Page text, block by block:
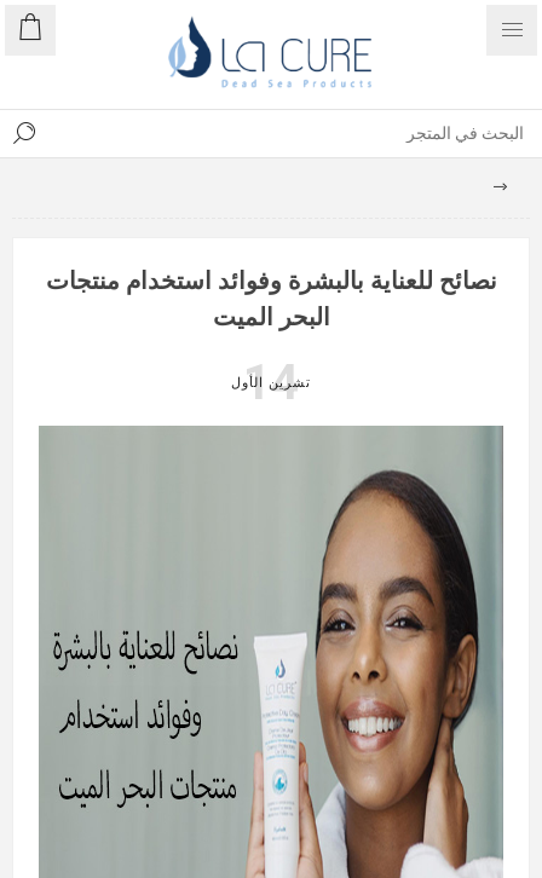
نصائح للعناية بالبشرة وفوائد استخدام منتجات
البحر الميت
14
تشرين الأول